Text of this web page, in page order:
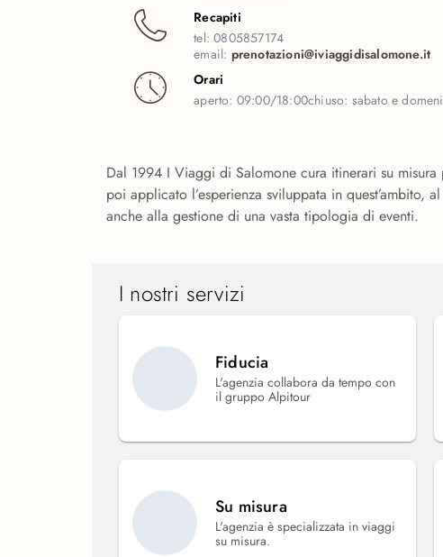
Recapiti
tel:0805857174
email: prenotazioni@iviaggidisalomone.it
Orari
aperto: 09:00/18:00chiuso: sabato e
Dal 1994 I Viaggi di Salomone cura itinerari su
poi applicato l’esperienza sviluppata in
anche alla gestione di una vasta tipologia di eventi.
I nostri servizi
Fiducia
L'agenzia collabora da tempo con
il gruppo Alpitour
Su misura
L'agenzia è specializzata in viaggi
su misura.